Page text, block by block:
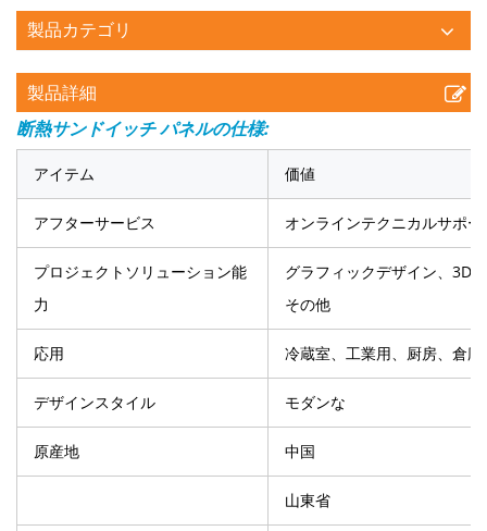
製品カテゴリ
製品詳細
断熱サンドイッチ パネルの仕様:
アイテム 価値
アフターサービス オンラインテクニカルサポ
プロジェクトソリューション能
力
グラフィックデザイン、3D
その他
応用 冷蔵室、工業用、厨房、倉
デザインスタイル モダンな
原産地 中国
山東省